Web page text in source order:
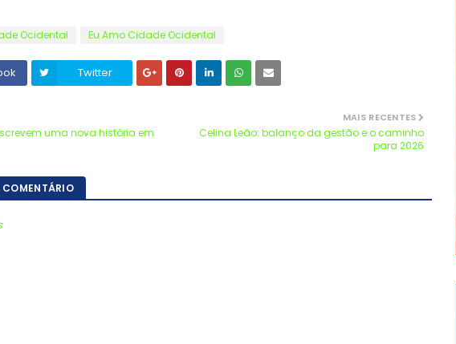
Ocidental Eu Amo Cidade Ocidental
Twitter
MAIS RECENTES
Celina Leão: balanço da gestão e o caminho
para 2026
escrevem uma nova história em
COMENTÁRIO